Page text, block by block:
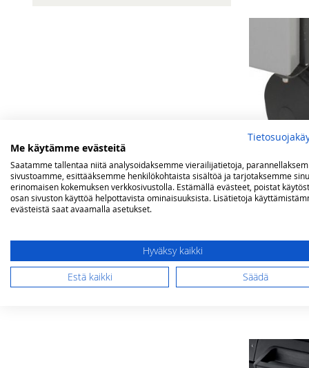
Campingaz
20,00 €
Me käytämme evästeitä
Saatamme tallentaa niitä analysoidaksemme vierailijatietoja,
sivustoamme, esittääksemme henkilökohtaista sisältöä ja tarjotaksemme
erinomaisen kokemuksen verkkosivustolla. Estämällä evästeet, poistat
osan sivuston käyttöä helpottavista ominaisuuksista. Lisätietoja
evästeistä saat avaamalla asetukset.
Hyväksy kaikki
Estä kaikki
Säädä